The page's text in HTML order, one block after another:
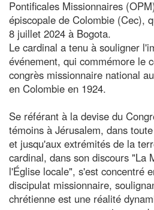
Pontificales Missionnaires
épiscopale de Colombie (Cec),
8 juillet 2024 à Bogota.
Le cardinal a tenu à souligner
événement, qui commémore le
congrès missionnaire national
en Colombie en 1924.
Se référant à la devise du
témoins à Jérusalem, dans
et jusqu'aux extrémités de la
cardinal, dans son discours "La
l'Église locale", s'est concentré
discipulat missionnaire,
chrétienne est une réalité